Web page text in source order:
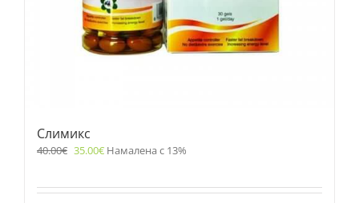
Слимикс
40.00€ 35.00€ Намалена с 13%